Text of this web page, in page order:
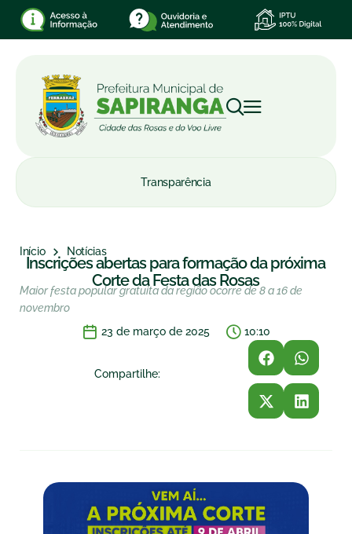
Transparência
Início Notícias
Inscrições abertas para formação da próxima
Corte da Festa das Rosas
Maior festa popular gratuita da região ocorre de 8 a 16 de
novembro
23 de março de 2025
10:10
Compartilhe: